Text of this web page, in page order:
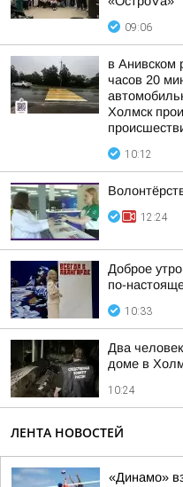
09:06
в Анивском
часов 20
Холмск
10:12
12:24
Доброе
по-
10:33
Два
доме в
10:24
ЛЕНТА НОВОСТЕЙ
«Динамо»